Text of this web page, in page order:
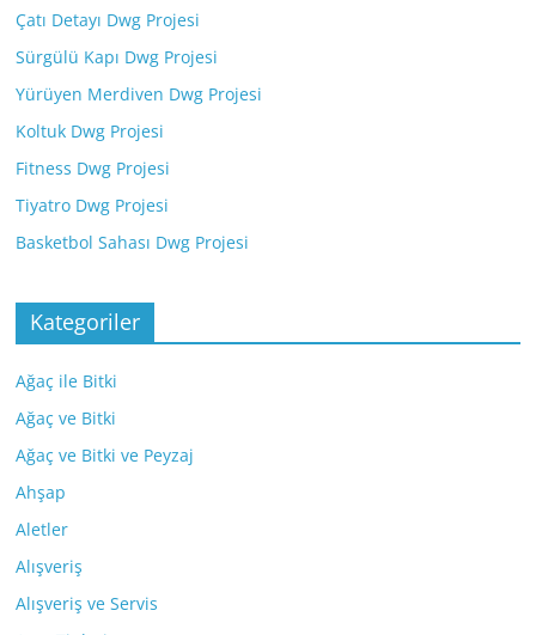
Çatı Detayı Dwg Projesi
Sürgülü Kapı Dwg Projesi
Yürüyen Merdiven Dwg Projesi
Koltuk Dwg Projesi
Fitness Dwg Projesi
Tiyatro Dwg Projesi
Basketbol Sahası Dwg Projesi
Kategoriler
Ağaç ile Bitki
Ağaç ve Bitki
Ağaç ve Bitki ve Peyzaj
Ahşap
Aletler
Alışveriş
Alışveriş ve Servis